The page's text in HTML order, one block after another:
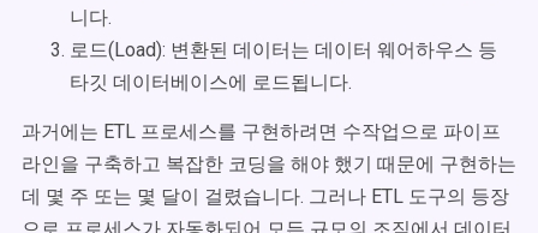
니다.
로드(Load): 변환된 데이터는 데이터 웨어하우스 등
타깃 데이터베이스에 로드됩니다.
과거에는 ETL 프로세스를 구현하려면 수작업으로 파이프
라인을 구축하고 복잡한 코딩을 해야 했기 때문에 구현하는
데 몇 주 또는 몇 달이 걸렸습니다. 그러나 ETL 도구의 등장